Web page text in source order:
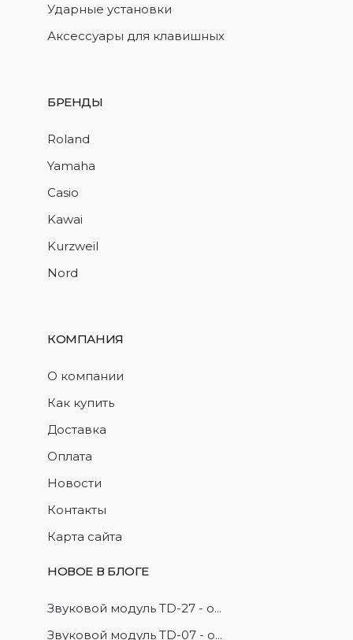
Ударные установки
Аксессуары для клавишных
БРЕНДЫ
Roland
Yamaha
Casio
Kawai
Kurzweil
Nord
КОМПАНИЯ
О компании
Как купить
Доставка
Оплата
Новости
Контакты
Карта сайта
НОВОЕ В БЛОГЕ
Звуковой модуль TD-27 - о...
Звуковой модуль TD-07 - о...